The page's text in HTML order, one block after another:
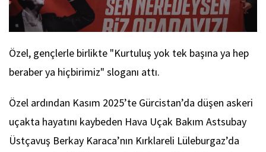
Özel, gençlerle birlikte "Kurtuluş yok tek başına ya hep
beraber ya hiçbirimiz" sloganı attı.
Özel ardından Kasım 2025’te Gürcistan’da düşen askeri
uçakta hayatını kaybeden Hava Uçak Bakım Astsubay
Üstçavuş Berkay Karaca’nın Kırklareli Lüleburgaz’da